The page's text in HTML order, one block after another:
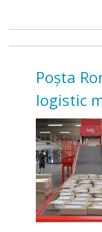
Poșta
logistic
Investiție